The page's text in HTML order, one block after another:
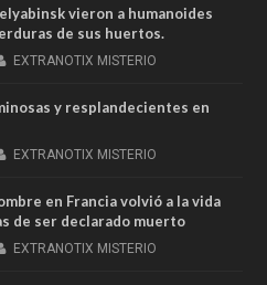
vieron a humanoides
de sus huertos.
EXTRANOTIX MISTERIO
y resplandecientes en
EXTRANOTIX MISTERIO
en Francia volvió a la vida
de ser declarado muerto
EXTRANOTIX MISTERIO